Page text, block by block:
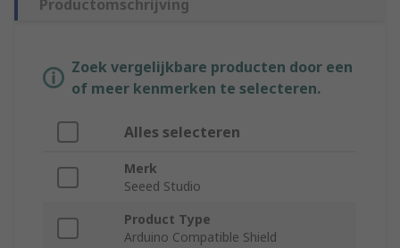
Productomschrijving
Zoek vergelijkbare producten door een
of meer kenmerken te selecteren.
Alles selecteren
Merk
Seeed Studio
Product Type
Arduino Compatible Shield